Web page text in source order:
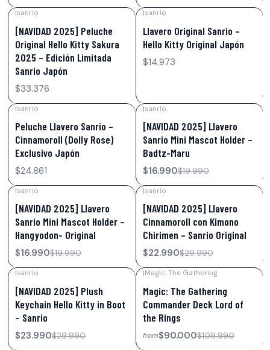
|sanrio
[NAVIDAD 2025] Peluche
Original Hello Kitty Sakura
2025 – Edición Limitada
Sanrio Japón
$33.376
|sanrio
Llavero Original Sanrio –
Hello Kitty Original Japón
$14.973
|sanrio
Peluche Llavero Sanrio –
Cinnamoroll (Dolly Rose)
Exclusivo Japón
$24.861
|sanrio
[NAVIDAD 2025] Llavero
Sanrio Mini Mascot Holder –
Badtz-Maru
$16.990$19.990
|sanrio
[NAVIDAD 2025] Llavero
Sanrio Mini Mascot Holder –
Hangyodon- Original
$16.990$19.990
|sanrio
[NAVIDAD 2025] Llavero
Cinnamoroll con Kimono
Chirimen – Sanrio Original
$22.990$29.990
|sanrio
[NAVIDAD 2025] Plush
Keychain Hello Kitty in Boot
– Sanrio
$23.990$29.990
Out of stock
|Magic: The Gathering
Magic: The Gathering
Commander Deck Lord of
the Rings
from$90.000$109.990